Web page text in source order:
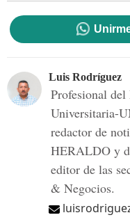
Luis Rodríguez
Profesional
Universitaria-
redactor de
HERALDO y
editor de las
& Negocios.